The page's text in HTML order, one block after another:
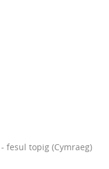
fesul topig (Cymraeg)